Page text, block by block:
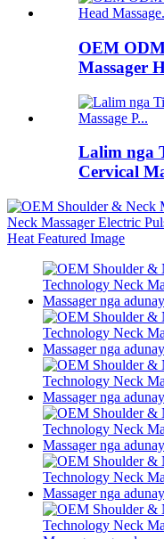
OEM
Massager
Lalim nga
Cervical